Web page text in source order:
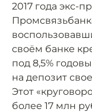
2017 года экс-
своём банке
под 8,5%
на депозит
Этот
более 17 млн